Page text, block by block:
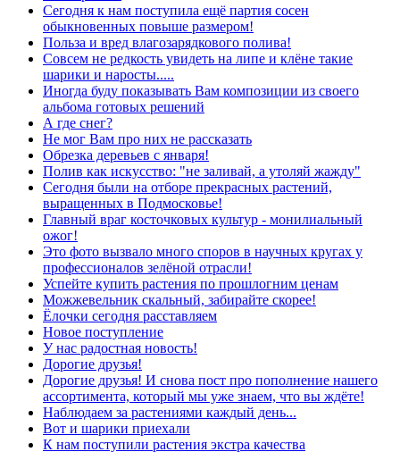
Сегодня к нам поступила ещё партия сосен
обыкновенных повыше размером!
Польза и вред влагозарядкового полива!
Совсем не редкость увидеть на липе и клёне такие
шарики и наросты.....
Иногда буду показывать Вам композиции из своего
альбома готовых решений
А где снег?
Не мог Вам про них не рассказать
Обрезка деревьев с января!
Полив как искусство: "не заливай, а утоляй жажду"
Сегодня были на отборе прекрасных растений,
выращенных в Подмосковье!
Главный враг косточковых культур - монилиальный
ожог!
Это фото вызвало много споров в научных кругах у
профессионалов зелёной отрасли!
Успейте купить растения по прошлогним ценам
Можжевельник скальный, забирайте скорее!
Ёлочки сегодня расставляем
Новое поступление
У нас радостная новость!
Дорогие друзья!
Дорогие друзья! И снова пост про пополнение нашего
ассортимента, который мы уже знаем, что вы ждёте!
Наблюдаем за растениями каждый день...
Вот и шарики приехали
К нам поступили растения экстра качества